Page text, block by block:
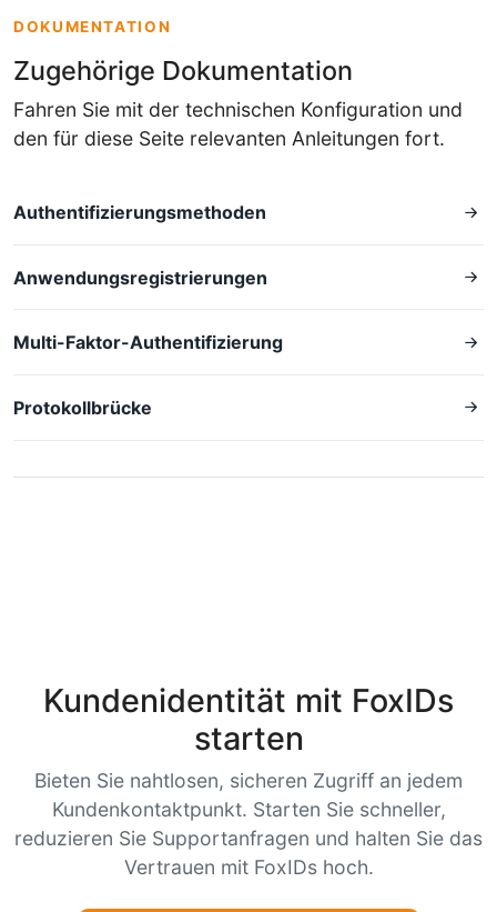
DOKUMENTATION
Zugehörige Dokumentation
Fahren Sie mit der technischen Konfiguration und
den für diese Seite relevanten Anleitungen fort.
Authentifizierungsmethoden
Anwendungsregistrierungen
Multi-Faktor-Authentifizierung
Protokollbrücke
Kundenidentität mit FoxIDs
starten
Bieten Sie nahtlosen, sicheren Zugriff an jedem
Kundenkontaktpunkt. Starten Sie schneller,
reduzieren Sie Supportanfragen und halten Sie das
Vertrauen mit FoxIDs hoch.